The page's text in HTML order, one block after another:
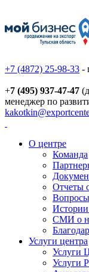
+7 (4872) 25-98-33 -
+7 (495) 937-47-47
менеджер по
О центре
Команда
Отчеты
Истории
СМИ о
Услуги центра
Услуги
Услуги